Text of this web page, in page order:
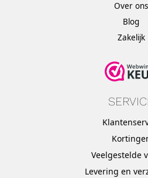
Over ons
Blog
Zakelijk
Veelgestelde
Levering en